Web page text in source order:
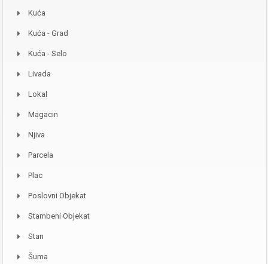
Kuća
Kuća - Grad
Kuća - Selo
Livada
Lokal
Magacin
Njiva
Parcela
Plac
Poslovni Objekat
Stambeni Objekat
Stan
Šuma